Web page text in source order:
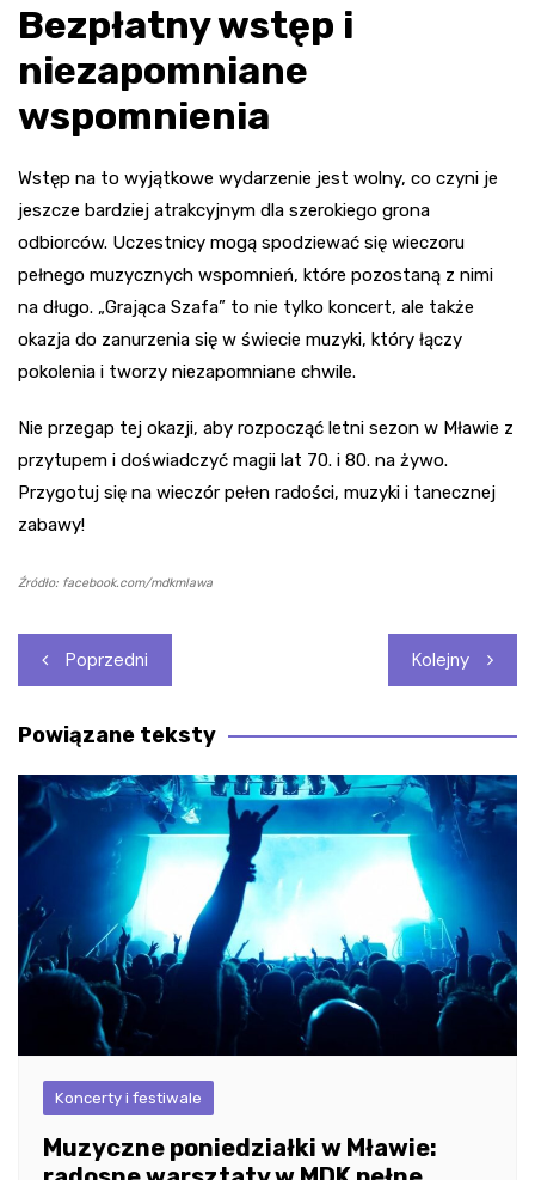
Bezpłatny wstęp i
niezapomniane
wspomnienia
Wstęp na to wyjątkowe wydarzenie jest wolny, co czyni je
jeszcze bardziej atrakcyjnym dla szerokiego grona
odbiorców. Uczestnicy mogą spodziewać się wieczoru
pełnego muzycznych wspomnień, które pozostaną z nimi
na długo. „Grająca Szafa” to nie tylko koncert, ale także
okazja do zanurzenia się w świecie muzyki, który łączy
pokolenia i tworzy niezapomniane chwile.
Nie przegap tej okazji, aby rozpocząć letni sezon w Mławie z
przytupem i doświadczyć magii lat 70. i 80. na żywo.
Przygotuj się na wieczór pełen radości, muzyki i tanecznej
zabawy!
Źródło: facebook.com/mdkmlawa
Nawigacja
wpisu
Poprzedni Kolejny
Powiązane teksty
Koncerty i festiwale
Muzyczne poniedziałki w Mławie: